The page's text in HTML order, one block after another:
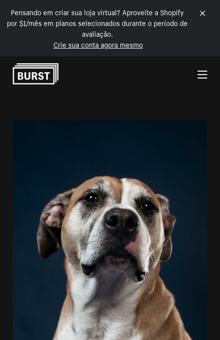
Pensando em criar sua loja virtual? Aproveite a Shopify
por $1/mês em planos selecionados durante o período de
avaliação.
Crie sua conta agora mesmo
Pular para o conteúdo